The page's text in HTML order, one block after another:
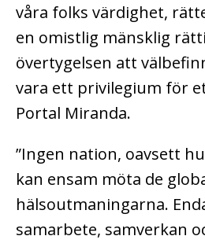
våra folks värdighet,
en omistlig mänsklig
övertygelsen att
vara ett privilegium för
Portal Miranda.
”Ingen nation, oavsett
kan ensam möta de
hälsoutmaningarna.
samarbete, samverkan